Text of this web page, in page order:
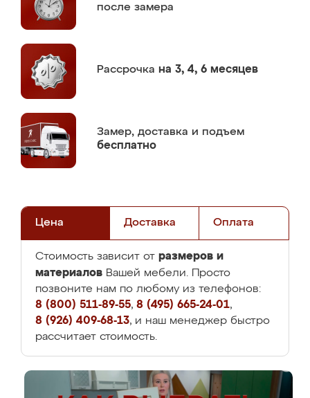
после замера
Рассрочка на 3, 4, 6 месяцев
Замер, доставка и подъем
бесплатно
Цена Доставка Оплата
Стоимость зависит от размеров и
материалов Вашей мебели. Просто
позвоните нам по любому из телефонов:
8 (800) 511-89-55, 8 (495) 665-24-01,
8 (926) 409-68-13, и наш менеджер быстро
рассчитает стоимость.